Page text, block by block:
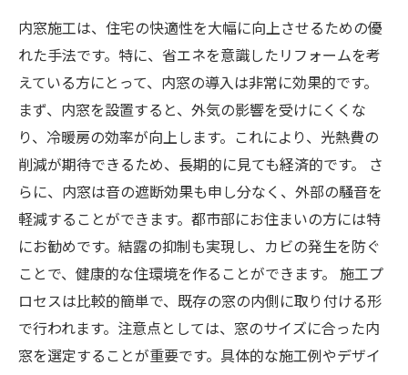
内窓施工は、住宅の快適性を大幅に向上させるための優
れた手法です。特に、省エネを意識したリフォームを考
えている方にとって、内窓の導入は非常に効果的です。
まず、内窓を設置すると、外気の影響を受けにくくな
り、冷暖房の効率が向上します。これにより、光熱費の
削減が期待できるため、長期的に見ても経済的です。 さ
らに、内窓は音の遮断効果も申し分なく、外部の騒音を
軽減することができます。都市部にお住まいの方には特
にお勧めです。結露の抑制も実現し、カビの発生を防ぐ
ことで、健康的な住環境を作ることができます。 施工プ
ロセスは比較的簡単で、既存の窓の内側に取り付ける形
で行われます。注意点としては、窓のサイズに合った内
窓を選定することが重要です。具体的な施工例やデザイ